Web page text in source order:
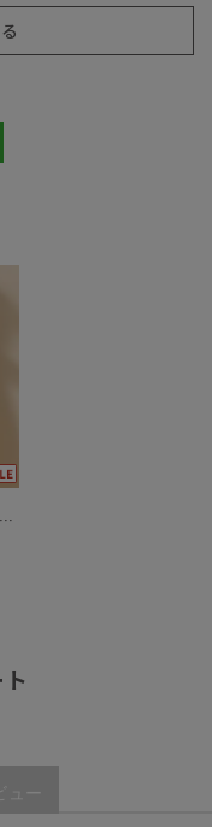
SUIT SQUARE／UNIVERSAL LANGUAGE／WHITE
ュー